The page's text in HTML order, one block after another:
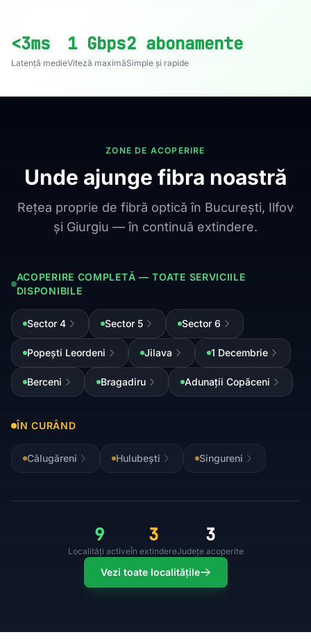
<3ms
Latență medie
1 Gbps
Viteză maximă
2 abonamente
Simple și rapide
ZONE DE ACOPERIRE
Unde ajunge fibra noastră
Rețea proprie de fibră optică în București, Ilfov
și Giurgiu — în continuă extindere.
ACOPERIRE COMPLETĂ — TOATE SERVICIILE
DISPONIBILE
Sector 4 Sector 5 Sector 6
Popești Leordeni Jilava 1 Decembrie
Berceni Bragadiru Adunații Copăceni
ÎN CURÂND
Călugăreni Hulubești Singureni
9
Localități active
3
În extindere
3
Județe acoperite
Vezi toate localitățile